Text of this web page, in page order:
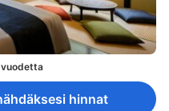
vuodetta
hinnat